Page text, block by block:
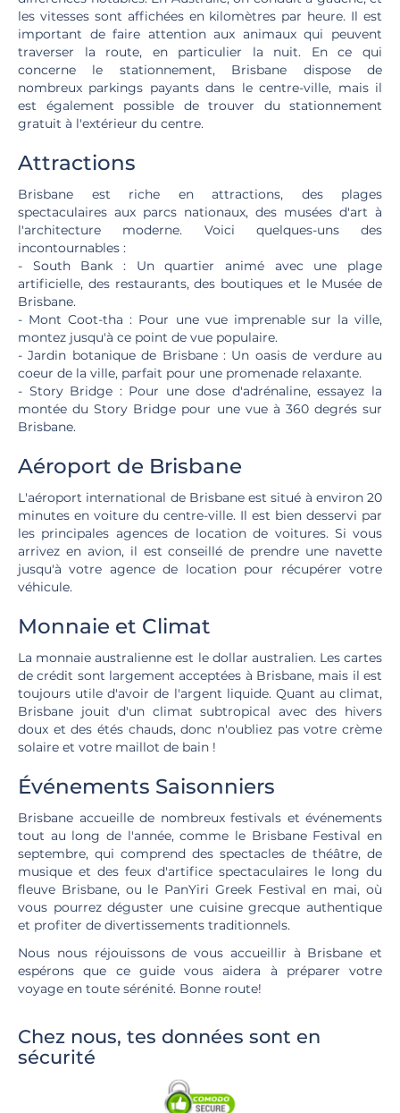
les vitesses sont affichées en kilomètres par heure. Il est
important de faire attention aux animaux qui peuvent
traverser la route, en particulier la nuit. En ce qui
concerne le stationnement, Brisbane dispose de
nombreux parkings payants dans le centre-ville, mais il
est également possible de trouver du stationnement
gratuit à l'extérieur du centre.
Attractions
Brisbane est riche en attractions, des plages
spectaculaires aux parcs nationaux, des musées d'art à
l'architecture moderne. Voici quelques-uns des
incontournables :
- South Bank : Un quartier animé avec une plage
artificielle, des restaurants, des boutiques et le Musée de
Brisbane.
- Mont Coot-tha : Pour une vue imprenable sur la ville,
montez jusqu'à ce point de vue populaire.
- Jardin botanique de Brisbane : Un oasis de verdure au
coeur de la ville, parfait pour une promenade relaxante.
- Story Bridge : Pour une dose d'adrénaline, essayez la
montée du Story Bridge pour une vue à 360 degrés sur
Brisbane.
Aéroport de Brisbane
L'aéroport international de Brisbane est situé à environ 20
minutes en voiture du centre-ville. Il est bien desservi par
les principales agences de location de voitures. Si vous
arrivez en avion, il est conseillé de prendre une navette
jusqu'à votre agence de location pour récupérer votre
véhicule.
Monnaie et Climat
La monnaie australienne est le dollar australien. Les cartes
de crédit sont largement acceptées à Brisbane, mais il est
toujours utile d'avoir de l'argent liquide. Quant au climat,
Brisbane jouit d'un climat subtropical avec des hivers
doux et des étés chauds, donc n'oubliez pas votre crème
solaire et votre maillot de bain !
Événements Saisonniers
Brisbane accueille de nombreux festivals et événements
tout au long de l'année, comme le Brisbane Festival en
septembre, qui comprend des spectacles de théâtre, de
musique et des feux d'artifice spectaculaires le long du
fleuve Brisbane, ou le PanYiri Greek Festival en mai, où
vous pourrez déguster une cuisine grecque authentique
et profiter de divertissements traditionnels.
Nous nous réjouissons de vous accueillir à Brisbane et
espérons que ce guide vous aidera à préparer votre
voyage en toute sérénité. Bonne route!
Chez nous, tes données sont en
sécurité